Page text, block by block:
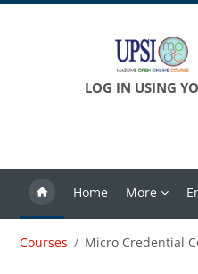
LOG IN USING
Home More
Courses Micro Credential